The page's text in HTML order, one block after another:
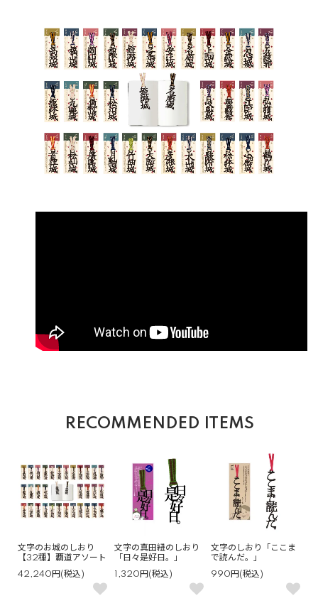
RECOMMENDED ITEMS
文字のお城のしおり
【32種】覇道アソート
42,240円(税込)
文字の真田紐のしおり
「日々是好日。」
1,320円(税込)
文字のしおり「ここま
で読んだ。」
990円(税込)